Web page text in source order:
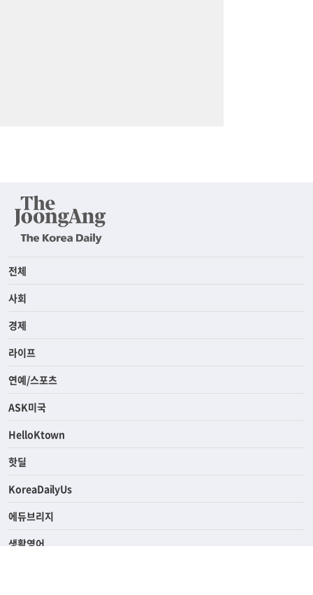
전체
사회
경제
라이프
연예/스포츠
ASK미국
HelloKtown
핫딜
KoreaDailyUs
에듀브리지